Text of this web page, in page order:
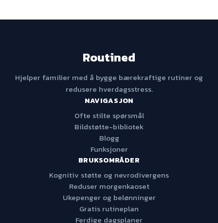
Routined
Hjelper familier med å bygge bærekraftige rutiner og
redusere hverdagsstress.
NAVIGASJON
Ofte stilte spørsmål
Bildstøtte-bibliotek
Blogg
Funksjoner
BRUKSOMRÅDER
Kognitiv støtte og nevrodivergens
Reduser morgenkaoset
Ukepenger og belønninger
Gratis rutineplan
Ferdige dagsplaner